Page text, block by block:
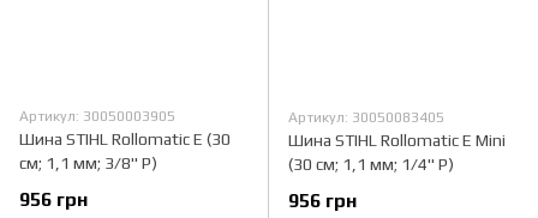
Артикул: 30050003905
Шина STIHL Rollomatic E (30
см; 1,1 мм; 3/8" Р)
956 грн
Артикул: 30050083405
Шина STIHL Rollomatic E Mini
(30 см; 1,1 мм; 1/4" Р)
956 грн